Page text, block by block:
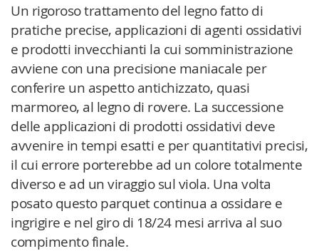
Un rigoroso trattamento del legno fatto di
pratiche precise, applicazioni di agenti ossidativi
e prodotti invecchianti la cui somministrazione
avviene con una precisione maniacale per
conferire un aspetto antichizzato, quasi
marmoreo, al legno di rovere. La successione
delle applicazioni di prodotti ossidativi deve
avvenire in tempi esatti e per quantitativi precisi,
il cui errore porterebbe ad un colore totalmente
diverso e ad un viraggio sul viola. Una volta
posato questo parquet continua a ossidare e
ingrigire e nel giro di 18/24 mesi arriva al suo
compimento finale.